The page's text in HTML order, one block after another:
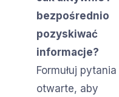
bezpośrednio
pozyskiwać
informacje?
Formułuj pytania
otwarte, aby